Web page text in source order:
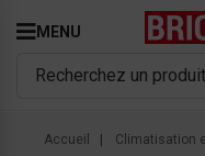
MENU
Accueil Climatisation